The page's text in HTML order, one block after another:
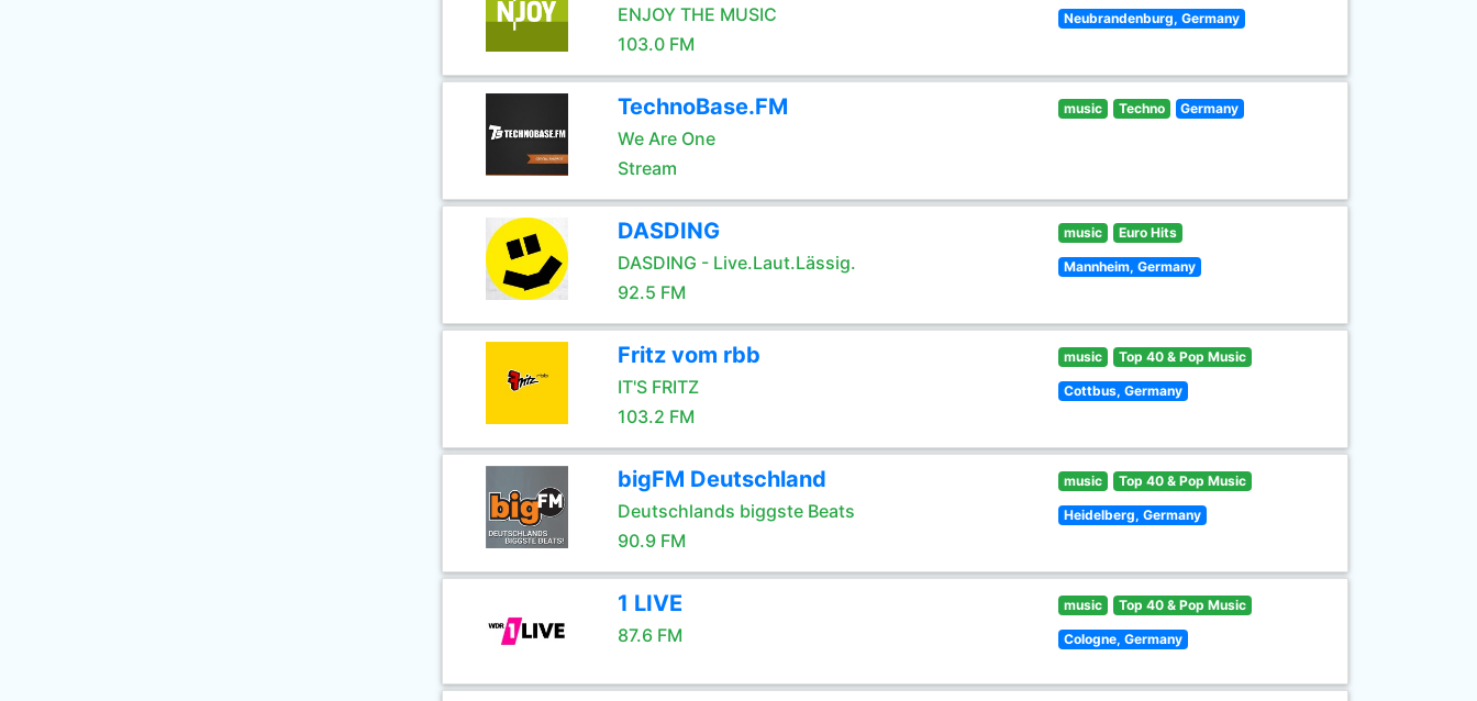
ENJOY THE MUSIC
103.0 FM
Neubrandenburg, Germany
TechnoBase.FM
We Are One
Stream
music Techno Germany
DASDING
DASDING - Live.Laut.Lässig.
92.5 FM
music Euro Hits
Mannheim, Germany
Fritz vom rbb
IT'S FRITZ
103.2 FM
music Top 40 & Pop Music
Cottbus, Germany
bigFM Deutschland
Deutschlands biggste Beats
90.9 FM
music Top 40 & Pop Music
Heidelberg, Germany
1 LIVE
87.6 FM
music Top 40 & Pop Music
Cologne, Germany